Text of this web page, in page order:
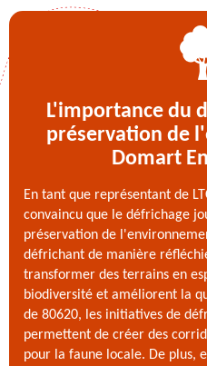
L'importance du
préservation de
Domart
En tant que représentant de
convaincu que le défrichage
préservation de
défrichant de manière
transformer des terrains en
biodiversité et améliorent la
de 80620, les initiatives de
permettent de créer des
pour la faune locale. De plus,